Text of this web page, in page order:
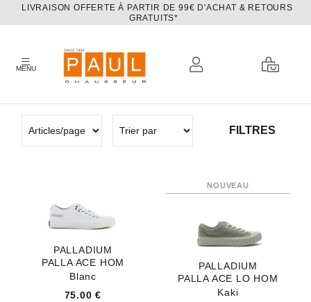
LIVRAISON OFFERTE À PARTIR DE 99€ D'ACHAT & RETOURS
GRATUITS*
MENU
FILTRES
PALLADIUM
PALLA ACE HOM
Blanc
75.00 €
PALLADIUM
PALLA ACE LO HOM
Kaki